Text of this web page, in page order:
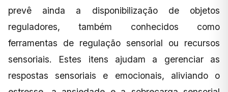
prevê ainda a disponibilização de objetos
reguladores, também conhecidos como
ferramentas de regulação sensorial ou recursos
sensoriais. Estes itens ajudam a gerenciar as
respostas sensoriais e emocionais, aliviando o